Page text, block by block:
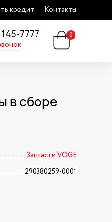
кредит Контакты
7777 0
в сборе
Запчасти VOGE
290380259-0001